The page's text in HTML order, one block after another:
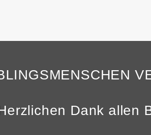
Dank allen